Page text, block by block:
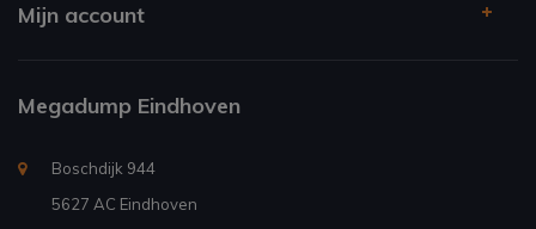
Mijn account
Megadump Eindhoven
Boschdijk 944
5627 AC Eindhoven